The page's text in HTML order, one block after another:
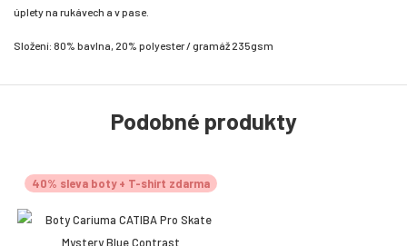
úplety na rukávech a v pase.
Složení: 80% bavlna, 20% polyester / gramáž 235gsm
Podobné produkty
40% sleva boty + T-shirt zdarma